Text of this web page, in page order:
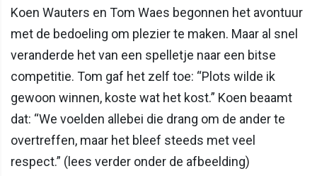
Koen Wauters en Tom Waes begonnen het avontuur
met de bedoeling om plezier te maken. Maar al snel
veranderde het van een spelletje naar een bitse
competitie. Tom gaf het zelf toe: “Plots wilde ik
gewoon winnen, koste wat het kost.” Koen beaamt
dat: “We voelden allebei die drang om de ander te
overtreffen, maar het bleef steeds met veel
respect.” (lees verder onder de afbeelding)